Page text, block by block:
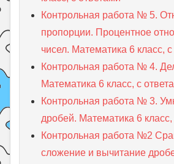
Контрольная работа № 5.
пропорции. Процентное
чисел. Математика 6 класс,
Контрольная работа № 4.
Математика 6 класс, с
Контрольная работа № 3.
дробей. Математика 6 класс,
Контрольная работа №2
сложение и вычитание